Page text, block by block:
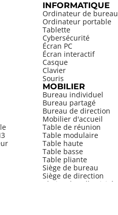
INFORMATIQUE
Ordinateur de bureau
Ordinateur portable
Tablette
Cybersécurité
Écran PC
Écran interactif
Casque
Clavier
Souris
MOBILIER
Bureau individuel
Bureau partagé
Bureau de direction
Mobilier d'accueil
Table de réunion
Table modulaire
Table haute
Table basse
Table pliante
Siège de bureau
Siège de direction
Chaise de collectivité